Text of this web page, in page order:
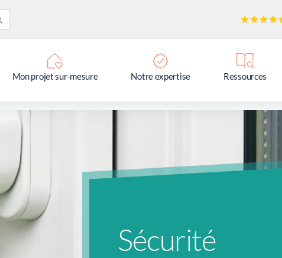
Mon projet sur-mesure Notre expertise Ressources
Sécurité